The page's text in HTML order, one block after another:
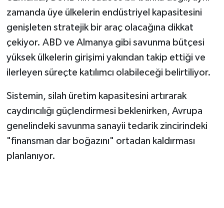
zamanda üye ülkelerin endüstriyel kapasitesini
genişleten stratejik bir araç olacağına dikkat
çekiyor. ABD ve Almanya gibi savunma bütçesi
yüksek ülkelerin girişimi yakından takip ettiği ve
ilerleyen süreçte katılımcı olabileceği belirtiliyor.
Sistemin, silah üretim kapasitesini artırarak
caydırıcılığı güçlendirmesi beklenirken, Avrupa
genelindeki savunma sanayii tedarik zincirindeki
"finansman dar boğazını" ortadan kaldırması
planlanıyor.